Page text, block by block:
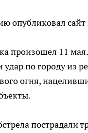
опубликовал сайт
произошел 11
удар по городу из
огня,
пострадали